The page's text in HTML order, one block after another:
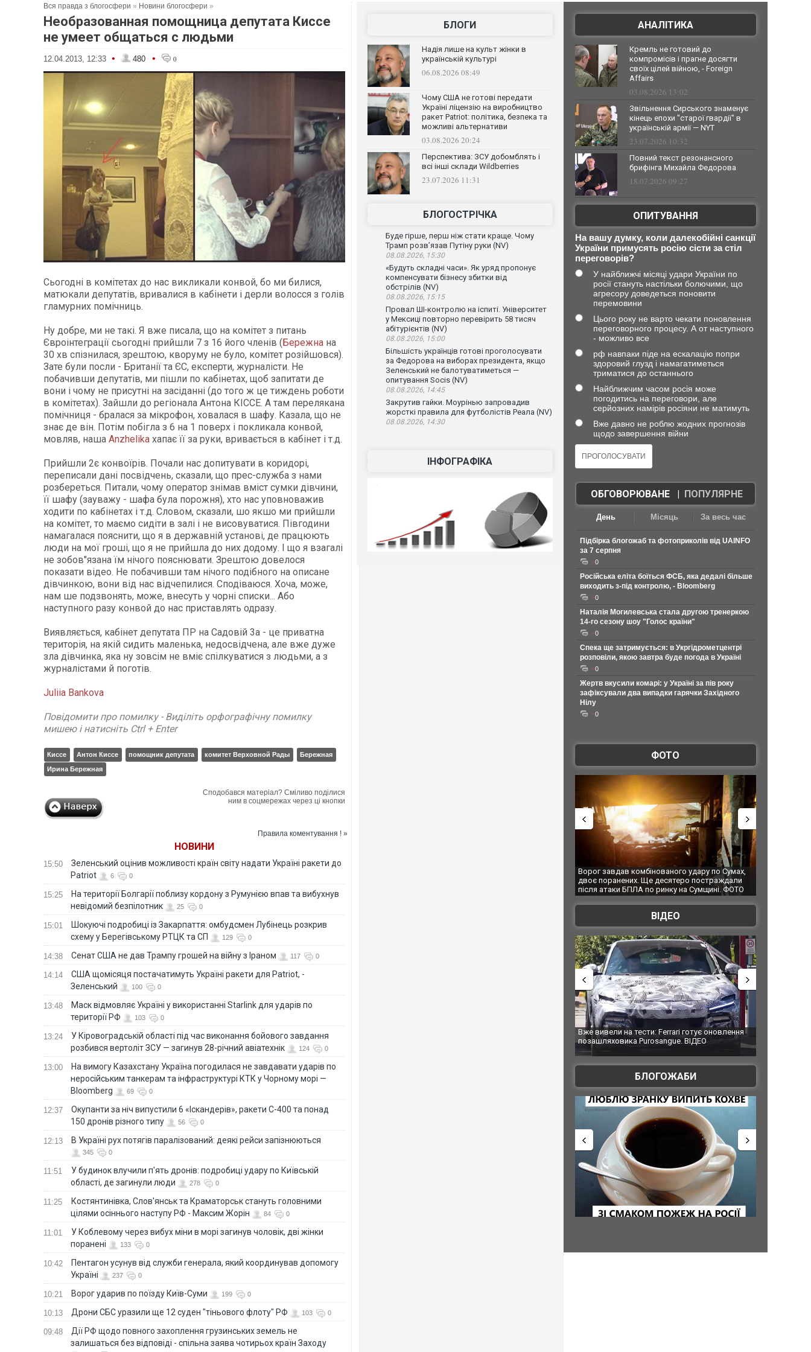
Вся правда з блогосфери » Новини блогосфери »
Необразованная помощница депутата Киссе
не умеет общаться с людьми
12.04.2013, 12:33 • 480 • 0
Сьогодні в комітетах до нас викликали конвой, бо ми билися,
матюкали депутатів, вривалися в кабінети і дерли волосся з голів
гламурних помічниць.
Ну добре, ми не такі. Я вже писала, що на комітет з питань
Євроінтеграції сьогодні прийшли 7 з 16 його членів (Бережна на
30 хв спізнилася, зрештою, кворуму не було, комітет розійшовся).
Зате були посли - Британії та ЄС, експерти, журналісти. Не
побачивши депутатів, ми пішли по кабінетах, щоб запитати де
вони і чому не присутні на засіданні (до того ж це тиждень роботи
в комітетах). Зайшли до регіонала Антона КІССЕ. А там перелякана
помічниця - бралася за мікрофон, ховалася в шафу. Казала, що не
знає де він. Потім побігла з 6 на 1 поверх і покликала конвой,
мовляв, наша Anzhelika хапає її за руки, вривається в кабінет і т.д.
Прийшли 2є конвоїрів. Почали нас допитувати в коридорі,
переписали дані посвідчень, сказали, що прес-служба з нами
розбереться. Питали, чому оператор знімав вміст сумки дівчини,
її шафу (зауважу - шафа була порожня), хто нас уповноважив
ходити по кабінетах і т.д. Словом, сказали, шо якшо ми прийшли
на комітет, то маємо сидіти в залі і не висовуватися. Півгодини
намагалася пояснити, що я в державній установі, де працюють
люди на мої гроші, що я не прийшла до них додому. І що я взагалі
не зобов"язана їм нічого пояснювати. Зрештою довелося
показати відео. Не побачивши там нічого подібного на описане
дівчинкою, вони від нас відчепилися. Сподіваюся. Хоча, може,
нам ше подзвонять, може, внесуть у чорні списки... Або
наступного разу конвой до нас приставлять одразу.
Виявляється, кабінет депутата ПР на Садовій 3а - це приватна
територія, на якій сидить маленька, недосвідчена, але вже дуже
зла дівчинка, яка ну зовсім не вміє спілкуватися з людьми, а з
журналістами й поготів.
Juliia Bankova
Повідомити про помилку - Виділіть орфографічну помилку
мишею і натисніть Ctrl + Enter
Киссе Антон Киссе помощник депутата комитет Верховной Рады
Бережная
Ирина Бережная
Сподобався матеріал? Сміливо поділися
ним в соцмережах через ці кнопки
Правила коментування ! »
НОВИНИ
15:50
Зеленський оцінив можливості країн світу надати Україні ракети до
Patriot
6 0
15:25
На території Болгарії поблизу кордону з Румунією впав та вибухнув
невідомий безпілотник
25 0
15:01
Шокуючі подробиці із Закарпаття: омбудсмен Лубінець розкрив
схему у Берегівському РТЦК та СП
129 0
14:38 Сенат США не дав Трампу грошей на війну з Іраном 117 0
14:14
США щомісяця постачатимуть Україні ракети для Patriot, -
Зеленський
100 0
13:48
Маск відмовляє Україні у використанні Starlink для ударів по
території РФ
103 0
13:24
У Кіровоградській області під час виконання бойового завдання
розбився вертоліт ЗСУ — загинув 28-річний авіатехнік
124 0
13:00
На вимогу Казахстану Україна погодилася не завдавати ударів по
неросійським танкерам та інфраструктурі КТК у Чорному морі —
Bloomberg
69 0
12:37
Окупанти за ніч випустили 6 «Іскандерів», ракети С-400 та понад
150 дронів різного типу
56 0
12:13 В Україні рух потягів паралізований: деякі рейси запізнюються
345 0
11:51
У будинок влучили п'ять дронів: подробиці удару по Київській
області, де загинули люди
278 0
11:25
Костянтинівка, Слов'янськ та Краматорськ стануть головними
цілями осіннього наступу РФ - Максим Жорін
84 0
11:01
У Коблевому через вибух міни в морі загинув чоловік, дві жінки
поранені
133 0
10:42
Пентагон усунув від служби генерала, який координував допомогу
Україні
237 0
10:21 Ворог ударив по поїзду Київ-Суми 199 0
10:13 Дрони СБС уразили ще 12 суден "тіньового флоту" РФ 103 0
09:48
Дії РФ щодо повного захоплення грузинських земель не
залишаться без відповіді - спільна заява чотирьох країн Заходу
БЛОГИ
Надія лише на культ жінки в
українській культурі
06.08.2026 08:49
Чому США не готові передати
Україні ліцензію на виробництво
ракет Patriot: політика, безпека та
можливі альтернативи
03.08.2026 20:24
Перспектива: ЗСУ добомблять і
всі інші склади Wildberries
23.07.2026 11:31
БЛОГОСТРІЧКА
Буде гірше, перш ніж стати краще. Чому
Трамп розв’язав Путіну руки (NV)
08.08.2026, 15:30
«Будуть складні часи». Як уряд пропонує
компенсувати бізнесу збитки від
обстрілів (NV)
08.08.2026, 15:15
Провал ШІ-контролю на іспиті. Університет
у Мексиці повторно перевірить 58 тисяч
абітурієнтів (NV)
08.08.2026, 15:00
Більшість українців готові проголосувати
за Федорова на виборах президента, якщо
Зеленський не балотуватиметься —
опитування Socis (NV)
08.08.2026, 14:45
Закрутив гайки. Моурінью запровадив
жорсткі правила для футболістів Реала (NV)
08.08.2026, 14:30
ІНФОГРАФІКА
АНАЛІТИКА
Кремль не готовий до
компромісів і прагне досягти
своїх цілей війною, - Foreign
Affairs
03.08.2026 13:02
Звільнення Сирського знаменує
кінець епохи "старої гвардії" в
українській армії — NYT
23.07.2026 10:32
Повний текст резонансного
брифінга Михайла Федорова
18.07.2026 09:27
ОПИТУВАННЯ
На вашу думку, коли далекобійні санкції
України примусять росію сісти за стіл
переговорів?
У найближчі місяці удари України по
росії стануть настільки болючими, що
агресору доведеться поновити
перемовини
Цього року не варто чекати поновлення
переговорного процесу. А от наступного
- можливо все
рф навпаки піде на ескалацію попри
здоровий глузд і намагатиметься
триматися до останнього
Найближчим часом росія може
погодитись на переговори, але
серйозних намірів росіяни не матимуть
Вже давно не роблю жодних прогнозів
щодо завершення війни
ОБГОВОРЮВАНЕ| ПОПУЛЯРНЕ
День Місяць За весь час
Підбірка блогожаб та фотоприколів від UAINFO
за 7 серпня
0
Російська еліта боїться ФСБ, яка дедалі більше
виходить з-під контролю, - Bloomberg
0
Наталія Могилевська стала другою тренеркою
14-го сезону шоу "Голос країни"
0
Спека ще затримується: в Укргідрометцентрі
розповіли, якою завтра буде погода в Україні
0
Жертв вкусили комарі: у Україні за пів року
зафіксували два випадки гарячки Західного
Нілу
0
ФОТО
Ворог завдав комбінованого удару по Сумах,
двоє поранених. Ще десятеро постраждали
після атаки БПЛА по ринку на Сумщині. ФОТО
За 2000 кілометрів від кордону з Україною: в
Єкатеринбурзі після атаки дронів загорівся
склад Wildberries. ФОТО. ВІДЕО
ВІДЕО
Вже вивели на тести: Ferrari готує оновлення
позашляховика Purosangue. ВІДЕО
Вийшов трейлер нової екранізації легендарного
фільму "Афера Томаса Крауна"
БЛОГОЖАБИ